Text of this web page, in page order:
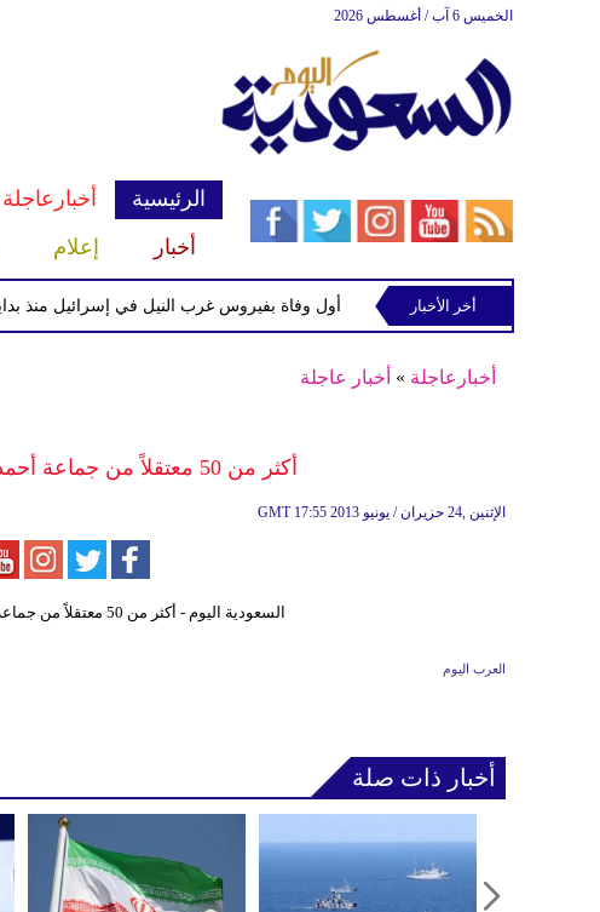
الخميس 6 آب / أغسطس 2026
الرئيسية أخبارعاجلة
أخبار
إعلام
أول وفاة بفيروس غرب النيل في إسرائيل منذ بداية 2026 بعد تسجيل 10 إصابات أخر الأخبار
أخبارعاجلة » أخبار عاجلة
أكثر من 50 معتقلاً من جماعة أحمد الاسير بعهدة الجيش اللبناني
GMT 17:55 2013 الإثنين ,24 حزيران / يونيو
العرب اليوم
أخبار ذات صلة